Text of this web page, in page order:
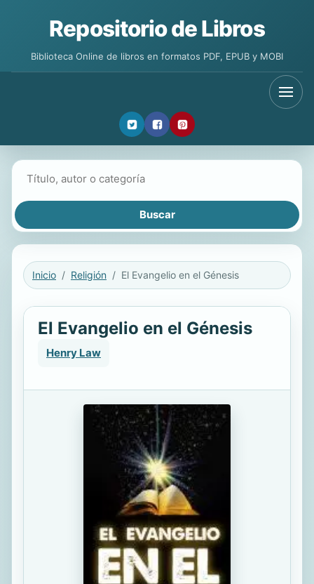
Repositorio de Libros
Biblioteca Online de libros en formatos PDF, EPUB y MOBI
Inicio Religión El Evangelio en el Génesis
El Evangelio en el Génesis
Henry Law